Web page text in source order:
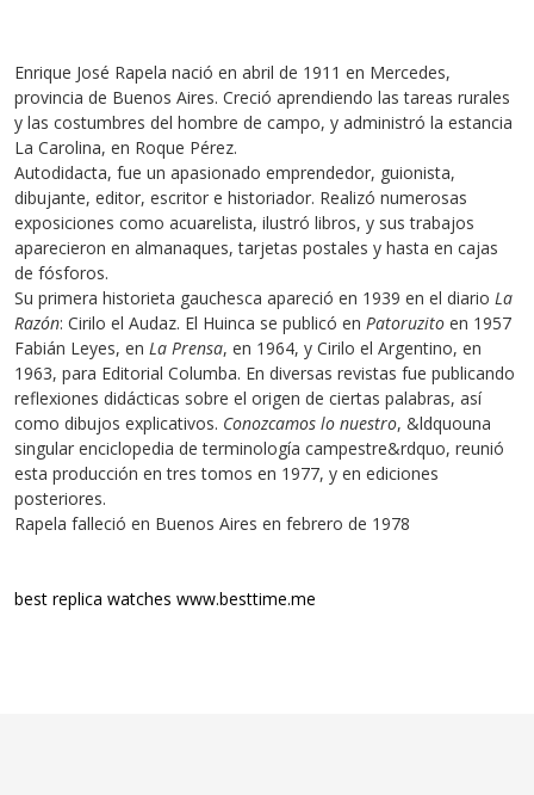
Enrique José Rapela nació en abril de 1911 en Mercedes,
provincia de Buenos Aires. Creció aprendiendo las tareas rurales
y las costumbres del hombre de campo, y administró la estancia
La Carolina, en Roque Pérez.
Autodidacta, fue un apasionado emprendedor, guionista,
dibujante, editor, escritor e historiador. Realizó numerosas
exposiciones como acuarelista, ilustró libros, y sus trabajos
aparecieron en almanaques, tarjetas postales y hasta en cajas
de fósforos.
Su primera historieta gauchesca apareció en 1939 en el diario La
Razón: Cirilo el Audaz. El Huinca se publicó en Patoruzito en 1957
Fabián Leyes, en La Prensa, en 1964, y Cirilo el Argentino, en
1963, para Editorial Columba. En diversas revistas fue publicando
reflexiones didácticas sobre el origen de ciertas palabras, así
como dibujos explicativos. Conozcamos lo nuestro, &ldquouna
singular enciclopedia de terminología campestre&rdquo, reunió
esta producción en tres tomos en 1977, y en ediciones
posteriores.
Rapela falleció en Buenos Aires en febrero de 1978
best replica watches www.besttime.me